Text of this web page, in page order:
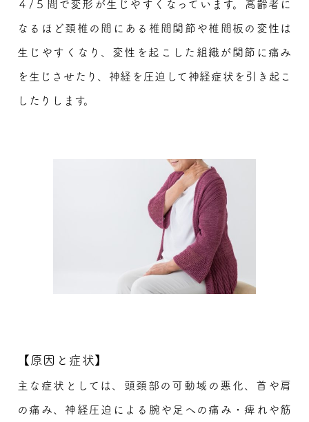
４/５間で変形が生じやすくなっています。高齢者に
なるほど頚椎の間にある椎間関節や椎間板の変性は
生じやすくなり、変性を起こした組織が関節に痛み
を生じさせたり、神経を圧迫して神経症状を引き起こ
したりします。
【原因と症状】
主な症状としては、頭頚部の可動域の悪化、首や肩
の痛み、神経圧迫による腕や足への痛み・痺れや筋